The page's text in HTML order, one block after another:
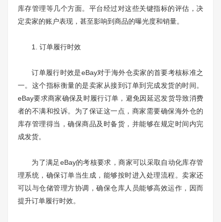
库存管理等几个方面。平台经过对这些关键指标的评估，决
定卖家的账户表现，甚至影响到商品的曝光度和销量。
1. 订单履行时效
订单履行时效是eBay对于海外仓卖家的首要考核标准之
一。这个指标衡量的是卖家从接到订单到完成发货的时间。
eBay要求商家确保及时履行订单，避免因延迟发货导致消费
者的不满和投诉。为了保证这一点，商家需要确保海外仓的
库存管理得当，确保商品及时备货，并能够在规定时间内完
成发货。
为了满足eBay的考核要求，商家可以采取自动化库存管
理系统，确保订单当生成，能够按时进入处理流程。卖家还
可以与仓储管理方协调，确保仓库人员能够高效运作，因而
提升订单履行时效。